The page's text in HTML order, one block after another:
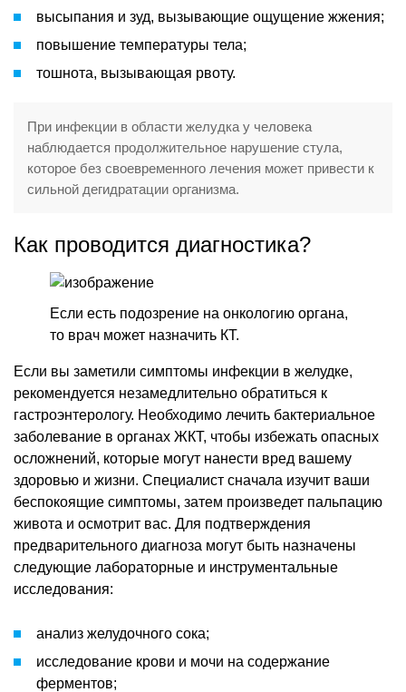
высыпания и зуд, вызывающие ощущение жжения;
повышение температуры тела;
тошнота, вызывающая рвоту.
При инфекции в области желудка у человека
наблюдается продолжительное нарушение стула,
которое без своевременного лечения может привести к
сильной дегидратации организма.
Как проводится диагностика?
Если есть подозрение на онкологию органа,
то врач может назначить КТ.
Если вы заметили симптомы инфекции в желудке,
рекомендуется незамедлительно обратиться к
гастроэнтерологу. Необходимо лечить бактериальное
заболевание в органах ЖКТ, чтобы избежать опасных
осложнений, которые могут нанести вред вашему
здоровью и жизни. Специалист сначала изучит ваши
беспокоящие симптомы, затем произведет пальпацию
живота и осмотрит вас. Для подтверждения
предварительного диагноза могут быть назначены
следующие лабораторные и инструментальные
исследования:
анализ желудочного сока;
исследование крови и мочи на содержание
ферментов;